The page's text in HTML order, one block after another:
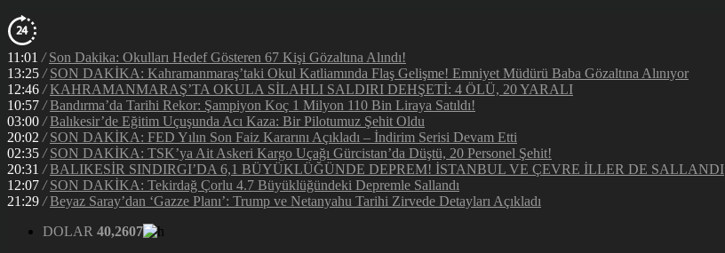
11:01 / Son Dakika: Okulları Hedef Gösteren 67 Kişi Gözaltına Alındı!
13:25 / SON DAKİKA: Kahramanmaraş’taki Okul Katliamında Flaş Gelişme! Emniyet Müdürü Baba Gözaltına Alınıyor
12:46 / KAHRAMANMARAŞ’TA OKULA SİLAHLI SALDIRI DEHŞETİ: 4 ÖLÜ, 20 YARALI
10:57 / Bandırma’da Tarihi Rekor: Şampiyon Koç 1 Milyon 110 Bin Liraya Satıldı!
03:00 / Balıkesir’de Eğitim Uçuşunda Acı Kaza: Bir Pilotumuz Şehit Oldu
20:02 / SON DAKİKA: FED Yılın Son Faiz Kararını Açıkladı – İndirim Serisi Devam Etti
02:35 / SON DAKİKA: TSK’ya Ait Askeri Kargo Uçağı Gürcistan’da Düştü, 20 Personel Şehit!
20:31 / BALIKESİR SINDIRGI’DA 6,1 BÜYÜKLÜĞÜNDE DEPREM! İSTANBUL VE ÇEVRE İLLER DE SALLANDI
12:07 / SON DAKİKA: Tekirdağ Çorlu 4.7 Büyüklüğündeki Depremle Sallandı
21:29 / Beyaz Saray’dan ‘Gazze Planı’: Trump ve Netanyahu Tarihi Zirvede Detayları Açıkladı
DOLAR 40,2607